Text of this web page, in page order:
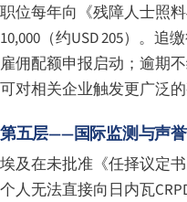
职位每年向《残障人士照
10,000（约USD 205）。
雇佣配额申报启动；逾期
可对相关企业触发更广泛的
第五层——国际监测与声
埃及在未批准《任择议定
个人无法直接向日内瓦